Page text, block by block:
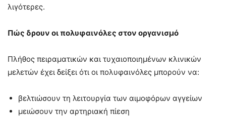
λιγότερες.
Πώς δρουν οι πολυφαινόλες στον οργανισμό
Πλήθος πειραματικών και τυχαιοποιημένων κλινικών
μελετών έχει δείξει ότι οι πολυφαινόλες μπορούν να:
βελτιώσουν τη λειτουργία των αιμοφόρων αγγείων
μειώσουν την αρτηριακή πίεση